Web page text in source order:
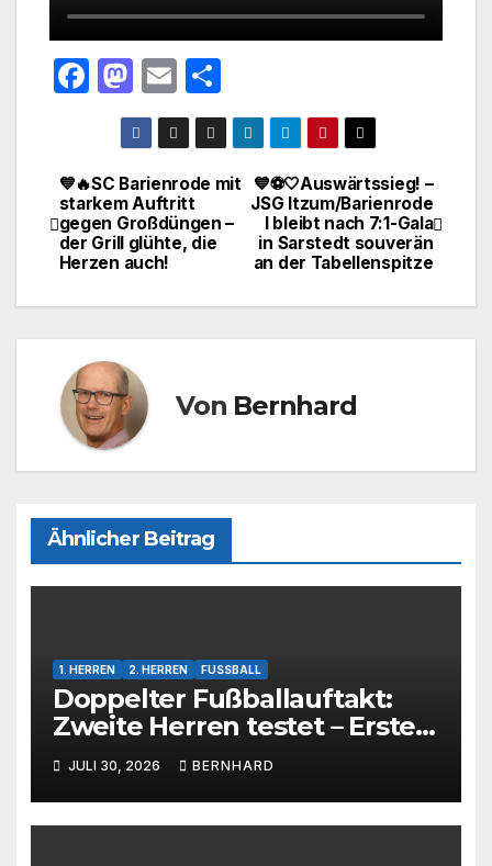
F
e
b
o
M
a
st
o
d
o
E
m
ail
ei
le
n
Beitragsnavigation
💙⚽🤍Auswärtssieg! –
JSG Itzum/Barienrode
I bleibt nach 7:1-Gala
in Sarstedt souverän
an der Tabellenspitze
💙🔥SC Barienrode mit
starkem Auftritt
gegen Großdüngen –
der Grill glühte, die
Herzen auch!
Von Bernhard
Ähnlicher Beitrag
1. HERREN 2. HERREN FUSSBALL
Doppelter Fußballauftakt:
Zweite Herren testet – Erste
Herren startet im Kreispokal
JULI 30, 2026 BERNHARD